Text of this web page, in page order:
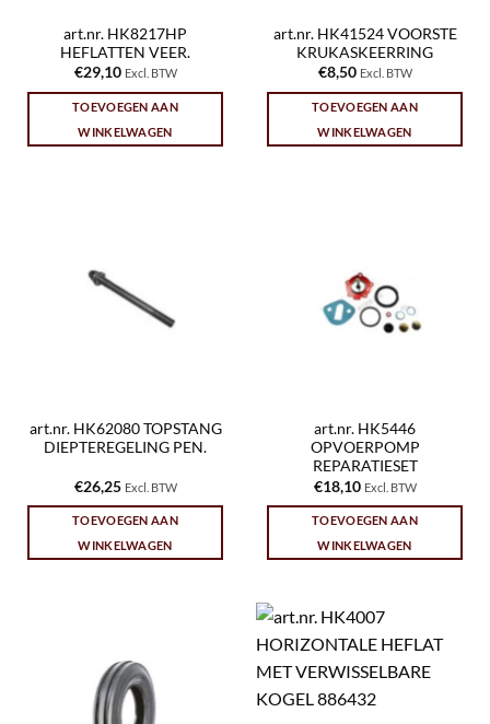
art.nr. HK8217HP
HEFLATTEN VEER.
€29,10 Excl. BTW
TOEVOEGEN AAN
WINKELWAGEN
art.nr. HK41524 VOORSTE
KRUKASKEERRING
€8,50 Excl. BTW
TOEVOEGEN AAN
WINKELWAGEN
art.nr. HK62080 TOPSTANG
DIEPTEREGELING PEN.
€26,25 Excl. BTW
TOEVOEGEN AAN
WINKELWAGEN
art.nr. HK5446
OPVOERPOMP
REPARATIESET
€18,10 Excl. BTW
TOEVOEGEN AAN
WINKELWAGEN